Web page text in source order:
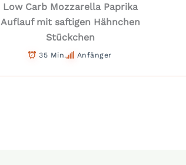
Low Carb Mozzarella Paprika
Auflauf mit saftigen Hähnchen
Stückchen
35 Min. Anfänger